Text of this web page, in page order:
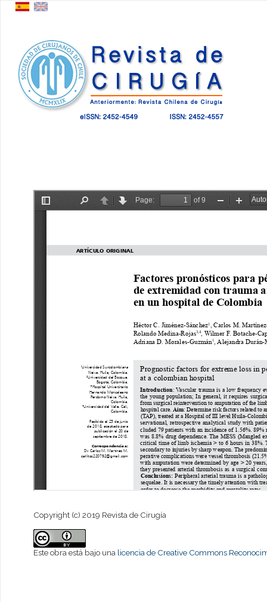
Copyright (c) 2019 Revista de Cirugía
Este obra está bajo una licencia de Creative Commons